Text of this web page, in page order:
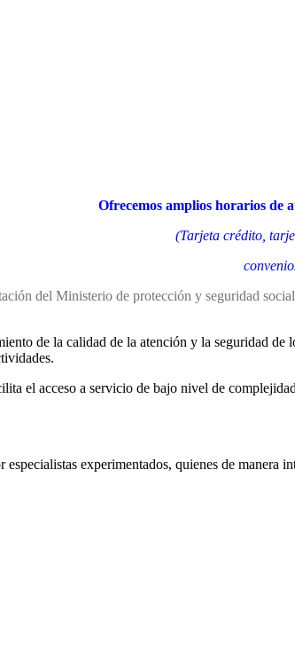
Ofrecemos amplios horarios de
(Tarjeta crédito,
del Ministerio de protección y seguridad
de la calidad de la atención y la seguridad
el acceso a servicio de bajo nivel de
experimentados, quienes de manera